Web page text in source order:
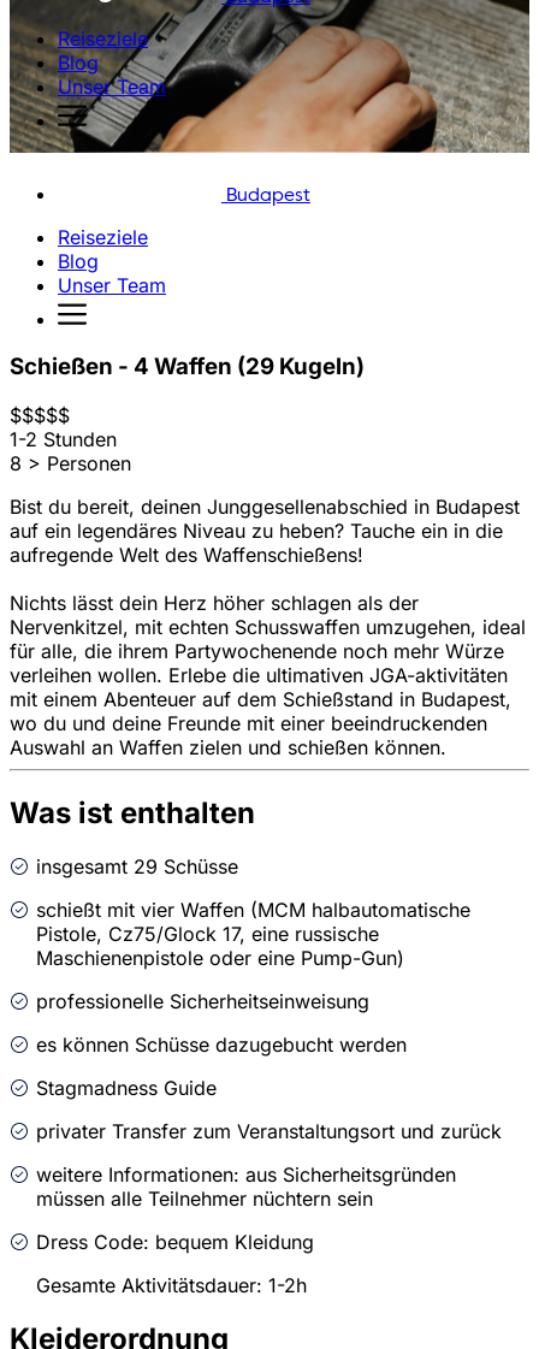
Reiseziele
Blog
Unser Team
Budapest
Reiseziele
Blog
Unser Team
Schießen - 4 Waffen (29 Kugeln)
$$$$$
1-2 Stunden
8 > Personen
Bist du bereit, deinen Junggesellenabschied in Budapest
auf ein legendäres Niveau zu heben? Tauche ein in die
aufregende Welt des Waffenschießens!
Nichts lässt dein Herz höher schlagen als der
Nervenkitzel, mit echten Schusswaffen umzugehen, ideal
für alle, die ihrem Partywochenende noch mehr Würze
verleihen wollen. Erlebe die ultimativen JGA-aktivitäten
mit einem Abenteuer auf dem Schießstand in Budapest,
wo du und deine Freunde mit einer beeindruckenden
Auswahl an Waffen zielen und schießen können.
Was ist enthalten
insgesamt 29 Schüsse
schießt mit vier Waffen (MCM halbautomatische
Pistole, Cz75/Glock 17, eine russische
Maschienenpistole oder eine Pump-Gun)
professionelle Sicherheitseinweisung
es können Schüsse dazugebucht werden
Stagmadness Guide
privater Transfer zum Veranstaltungsort und zurück
weitere Informationen: aus Sicherheitsgründen
müssen alle Teilnehmer nüchtern sein
Dress Code: bequem Kleidung
Gesamte Aktivitätsdauer: 1-2h
Kleiderordnung